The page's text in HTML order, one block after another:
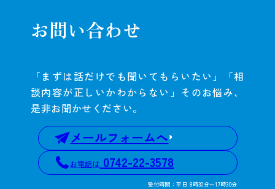
お問い合わせ
「まずは話だけでも聞いてもらいたい」「相
談内容が正しいかわからない」そのお悩み、
是非お聞かせください。
メールフォームへ
お電話は 0742-22-3578
受付時間：平日 8時30分〜17時30分